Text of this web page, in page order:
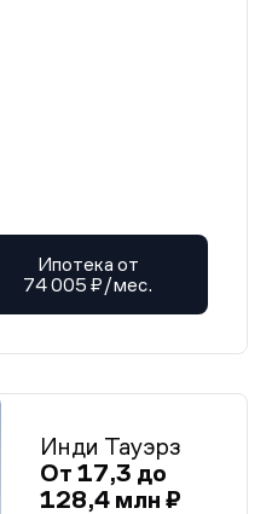
Ипотека от
74 005 ₽/мес.
Инди Тауэрз
От 17,3 до
128,4 млн ₽